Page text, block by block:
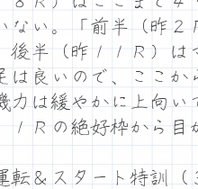
ない。「前半（昨
後半（昨１１Ｒ）は
は良いので、ここ
力は緩やかに上向い
１Ｒの絶好枠から目
＆スタート特訓（